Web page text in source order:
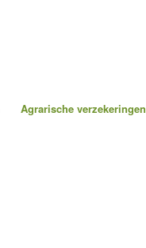
Agrarische verzekeringen